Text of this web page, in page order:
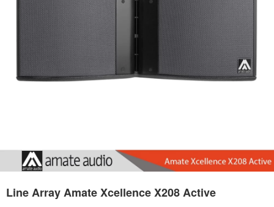
Line Array Amate Xcellence X208 Active